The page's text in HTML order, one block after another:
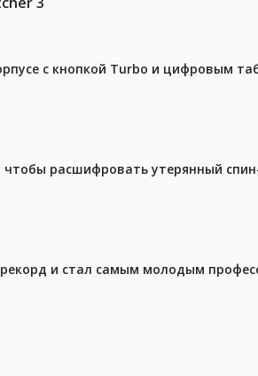
с кнопкой Turbo и цифровым
расшифровать утерянный
и стал самым молодым